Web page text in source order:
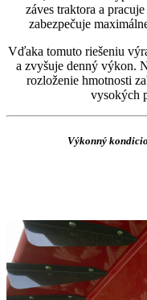
záves traktora a
zabezpečuje
Vďaka tomuto riešeniu
a zvyšuje denný výkon.
rozloženie hmotnosti
vysokých
Výkonný